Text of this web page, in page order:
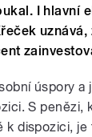
I hlavní
uznává,
úspory a
S penězi,
k dispozici,